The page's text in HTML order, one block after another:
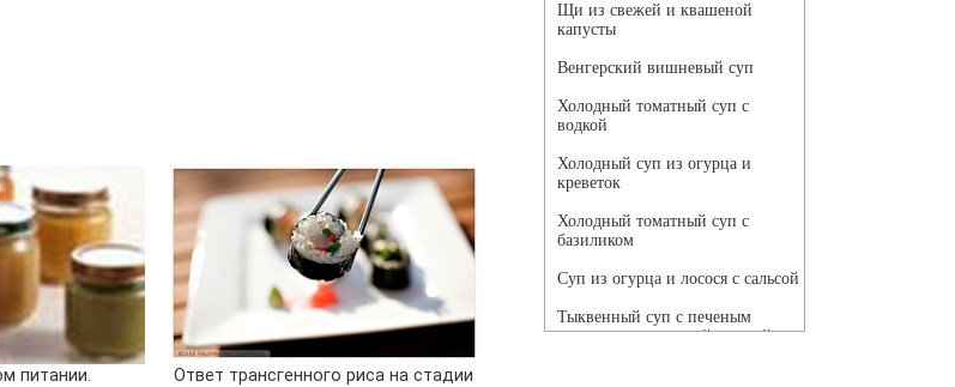
питании.
Ответ трансгенного риса на стадии
Щи из свежей и квашеной
капусты
Венгерский вишневый суп
Холодный томатный суп с
водкой
Холодный суп из огурца и
креветок
Холодный томатный суп с
базиликом
Суп из огурца и лосося с сальсой
Тыквенный суп с печеным
чесноком и томатной сальсой